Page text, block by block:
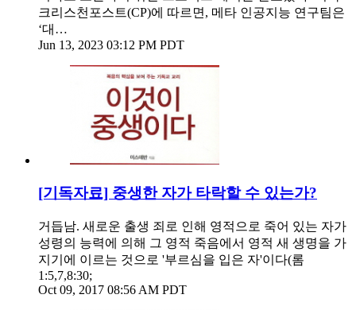
크리스천포스트(CP)에 따르면, 메타 인공지능 연구팀은
‘대…
Jun 13, 2023 03:12 PM PDT
[기독자료] 중생한 자가 타락할 수 있는가?
거듭남. 새로운 출생 죄로 인해 영적으로 죽어 있는 자가
성령의 능력에 의해 그 영적 죽음에서 영적 새 생명을 가
지기에 이르는 것으로 '부르심을 입은 자'이다(롬
1:5,7,8:30;
Oct 09, 2017 08:56 AM PDT